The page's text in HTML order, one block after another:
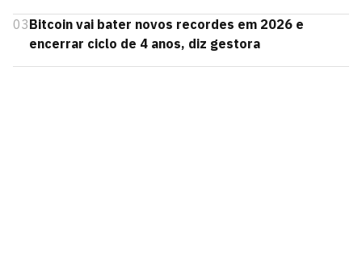
03Bitcoin vai bater novos recordes em 2026 e
encerrar ciclo de 4 anos, diz gestora